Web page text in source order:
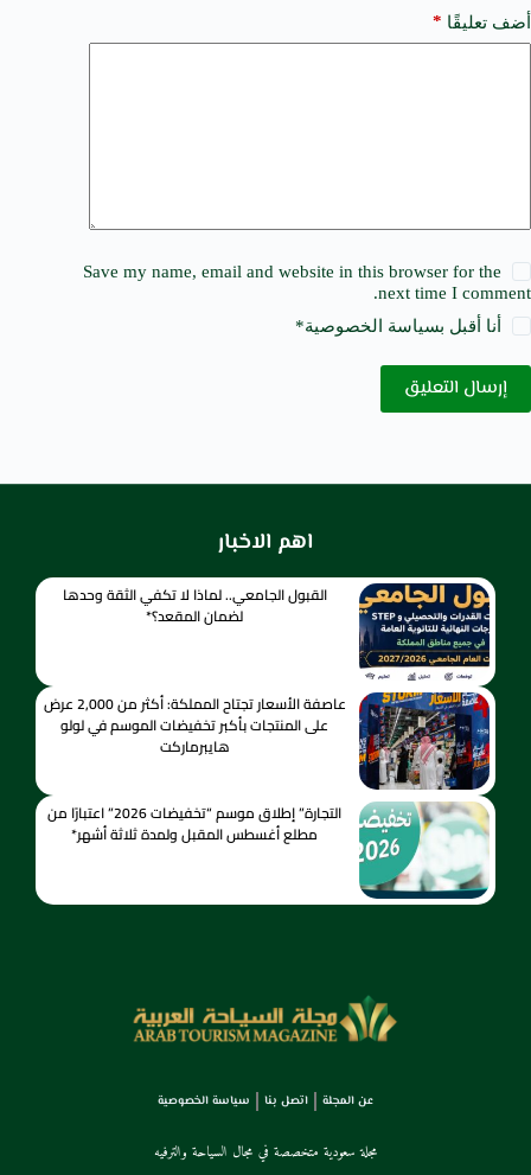
أضف تعليقًا *
Save my name, email and website in this browser for the
next time I comment.
أنا أقبل بسياسة الخصوصية*
إرسال التعليق
اهم الاخبار
القبول الجامعي.. لماذا لا تكفي الثقة وحدها
لضمان المقعد؟*
عاصفة الأسعار تجتاح المملكة: أكثر من 2,000 عرض
على المنتجات بأكبر تخفيضات الموسم في لولو
هايبرماركت
التجارة” إطلاق موسم “تخفيضات 2026” اعتبارًا من
مطلع أغسطس المقبل ولمدة ثلاثة أشهر*
عن المجلة اتصل بنا سياسة الخصوصية
مجلة سعودية متخصصة في مجال السياحة والترفيه